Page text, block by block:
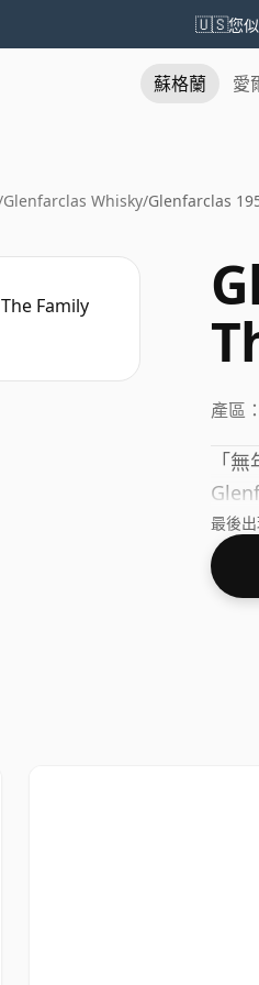
🇺🇸您
蘇格蘭 愛
Glenfarclas Whisky/Glenfarclas
產區：
「
最後出